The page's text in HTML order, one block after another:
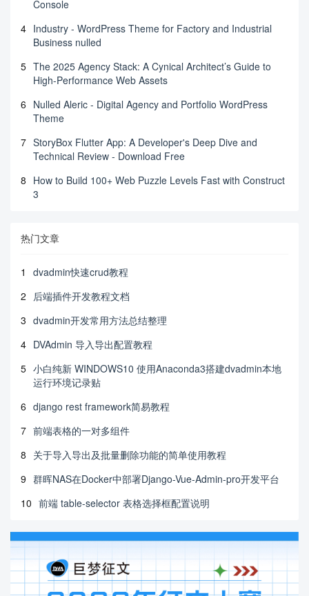
Console
4 Industry - WordPress Theme for Factory and Industrial
Business nulled
5 The 2025 Agency Stack: A Cynical Architect’s Guide to
High-Performance Web Assets
6 Nulled Aleric - Digital Agency and Portfolio WordPress
Theme
7 StoryBox Flutter App: A Developer's Deep Dive and
Technical Review - Download Free
8 How to Build 100+ Web Puzzle Levels Fast with Construct
3
热门文章
1
dvadmin快速crud教程
2 后端插件开发教程文档
3 dvadmin开发常用方法总结整理
4 DVAdmin 导入导出配置教程
5 小白纯新 WINDOWS10 使用Anaconda3搭建dvadmin本地
运行环境记录贴
6 django rest framework简易教程
7 前端表格的一对多组件
8 关于导入导出及批量删除功能的简单使用教程
9 群晖NAS在Docker中部署Django-Vue-Admin-pro开发平台
10 前端 table-selector 表格选择框配置说明